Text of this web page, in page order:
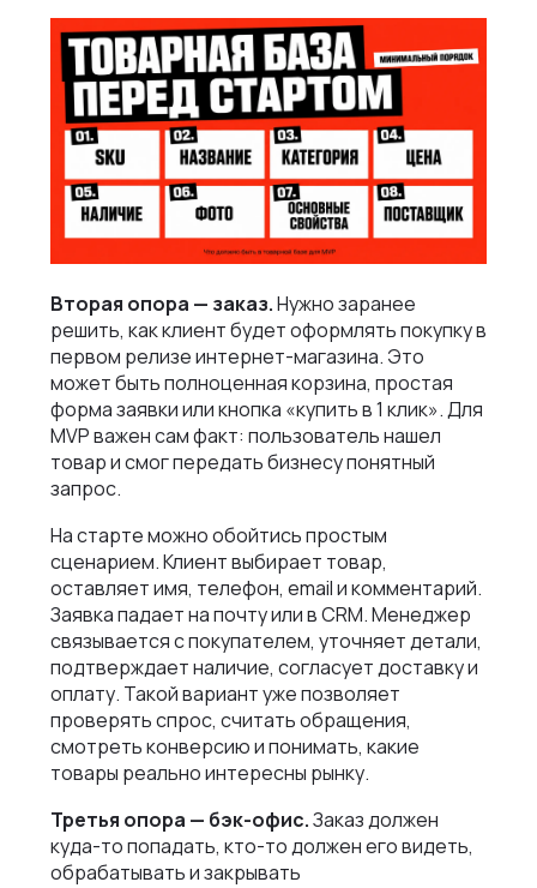
Вторая опора — заказ.Нужно заранее
решить, как клиент будет оформлять покупку в
первом релизе интернет-магазина. Это
может быть полноценная корзина, простая
форма заявки или кнопка «купить в 1 клик». Для
MVP важен сам факт: пользователь нашел
товар и смог передать бизнесу понятный
запрос.
На старте можно обойтись простым
сценарием. Клиент выбирает товар,
оставляет имя, телефон, email и комментарий.
Заявка падает на почту или в CRM. Менеджер
связывается с покупателем, уточняет детали,
подтверждает наличие, согласует доставку и
оплату. Такой вариант уже позволяет
проверять спрос, считать обращения,
смотреть конверсию и понимать, какие
товары реально интересны рынку.
Третья опора — бэк-офис.Заказ должен
куда-то попадать, кто-то должен его видеть,
обрабатывать и закрывать